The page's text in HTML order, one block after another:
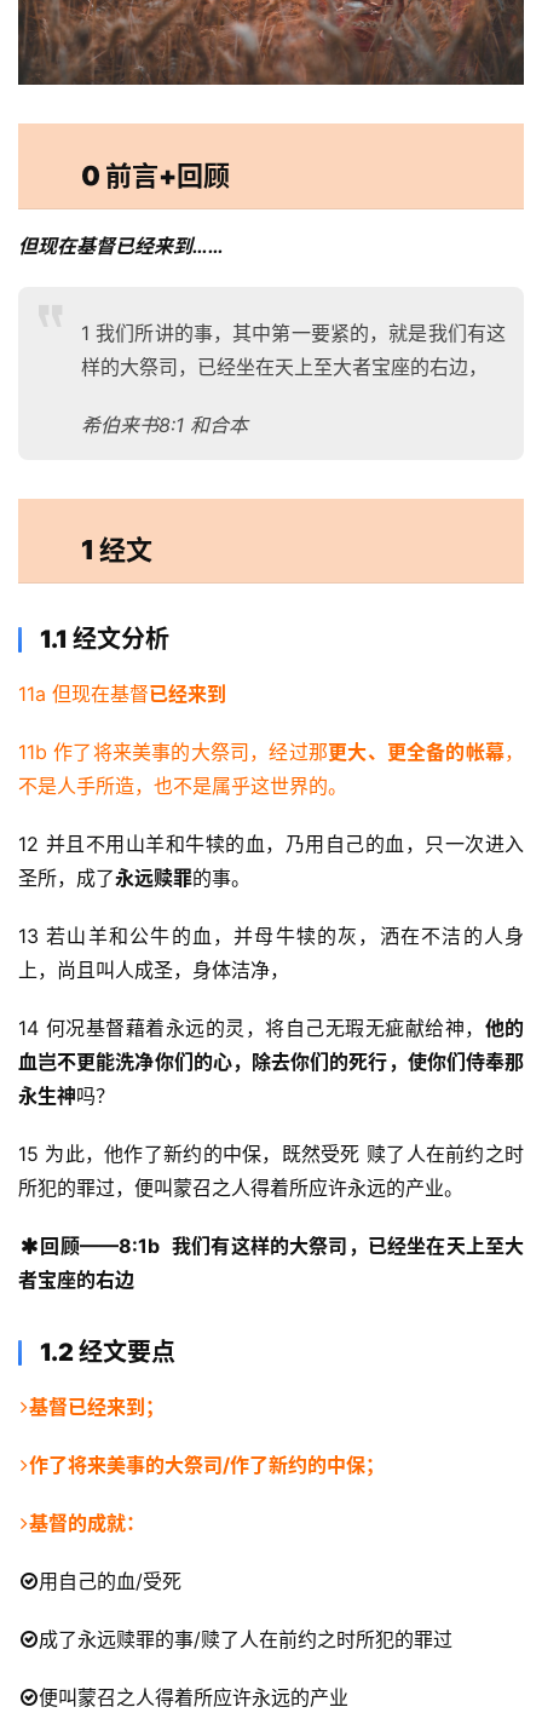
页
主
0 前言+回顾
但现在基督已经来到……
‪1 我们所讲的事，其中第一要紧的，就是我们有这
样的大祭司，已经坐在天上至大者宝座的右边，
希伯来书‬8:1 和合本
1 经文
1.1 经文分析
11a 但现在基督已经来到
11b 作了将来美事的大祭司，经过那更大、更全备的帐幕，
不是人手所造，也不是属乎这世界的。
12 并且不用山羊和牛犊的血，乃用自己的血，只一次进入
圣所，成了永远赎罪的事。
13 若山羊和公牛的血，并母牛犊的灰，洒在不洁的人身
上，尚且叫人成圣，身体洁净，
14 何况基督藉着永远的灵，将自己无瑕无疵献给神， 他的
血岂不更能洗净你们的心，除去你们的死行，使你们侍奉那
永生神吗？
15 为此，他作了新约的中保，既然受死 赎了人在前约之时
所犯的罪过，便叫蒙召之人得着所应许永远的产业。
回顾——8:1b 我们有这样的大祭司，已经坐在天上至大
者宝座的右边
1.2经文要点
基督已经来到；
作了将来美事的大祭司/作了新约的中保；
基督的成就：
用自己的血/受死
成了永远赎罪的事/赎了人在前约之时所犯的罪过
便叫蒙召之人得着所应许永远的产业